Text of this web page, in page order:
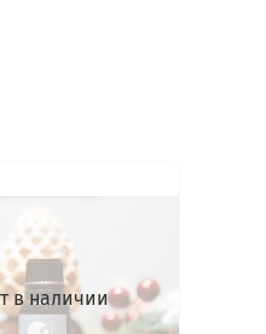
в наличии